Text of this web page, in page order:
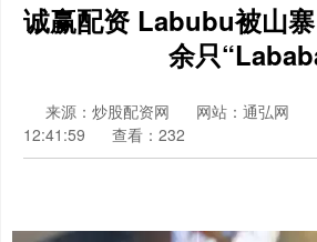
诚赢配资 Labubu被山
余只
来源：炒股配资网 网站：通弘网
12:41:59
查看：232